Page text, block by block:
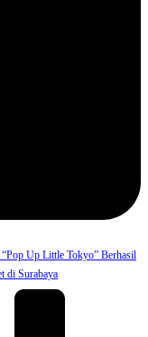
Up Little Tokyo” Berhasil
di Surabaya